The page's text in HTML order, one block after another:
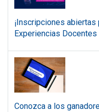
¡Inscripciones abiertas
Experiencias
Conozca a los